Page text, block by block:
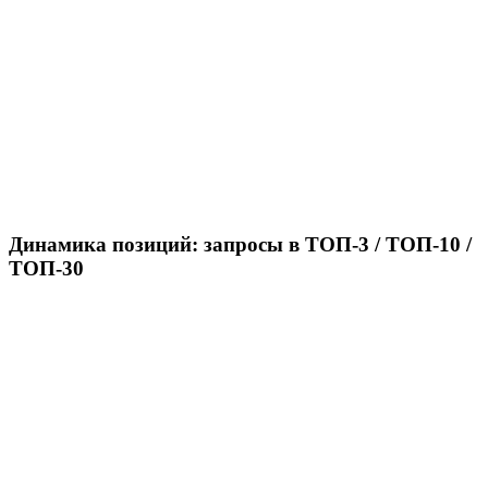
Динамика позиций: запросы в ТОП-3 / ТОП-10 /
ТОП-30